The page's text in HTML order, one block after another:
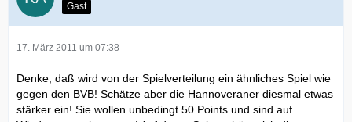
Gast
17. März 2011 um 07:38
Denke, daß wird von der Spielverteilung ein ähnliches Spiel wie
gegen den BVB! Schätze aber die Hannoveraner diesmal etwas
stärker ein! Sie wollen unbedingt 50 Points und sind auf